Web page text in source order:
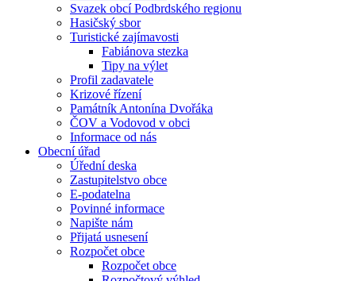
Svazek obcí Podbrdského regionu
Hasičský sbor
Turistické zajímavosti
Fabiánova stezka
Tipy na výlet
Profil zadavatele
Krizové řízení
Památník Antonína Dvořáka
ČOV a Vodovod v obci
Informace od nás
Obecní úřad
Úřední deska
Zastupitelstvo obce
E-podatelna
Povinné informace
Napište nám
Přijatá usnesení
Rozpočet obce
Rozpočet obce